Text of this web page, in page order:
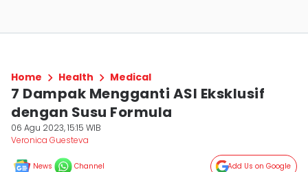
Home Health Medical
7 Dampak Mengganti ASI Eksklusif
dengan Susu Formula
06 Agu 2023, 15:15 WIB
Veronica Guesteva
News Channel Add Us on Google